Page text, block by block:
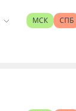
МСК СПБ